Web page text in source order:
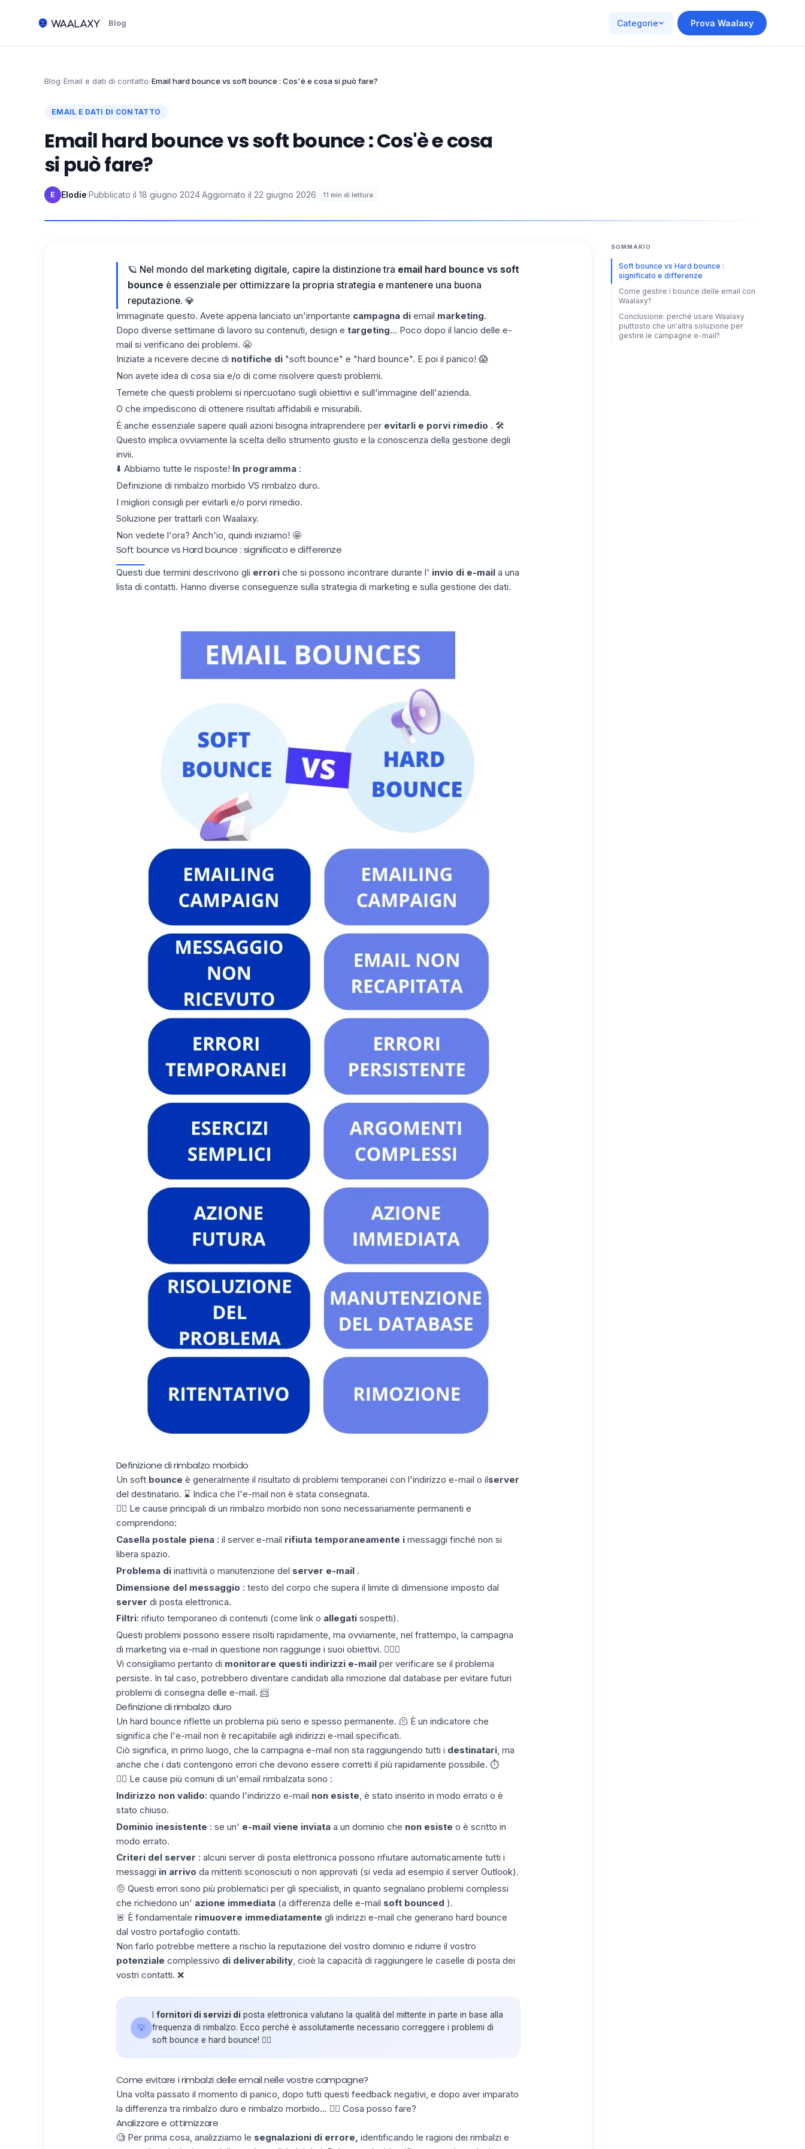
Blog Categorie Prova Waalaxy
Blog›Email e dati di contatto›Email hard bounce vs soft bounce : Cos'è e cosa si può fare?
EMAIL E DATI DI CONTATTO
Email hard bounce vs soft bounce : Cos'è e cosa
si può fare?
E Elodie·Pubblicato il 18 giugno 2024·Aggiornato il 22 giugno 2026· 11 min di lettura
🪐 Nel mondo del marketing digitale, capire la distinzione tra email hard bounce vs soft
bounce è essenziale per ottimizzare la propria strategia e mantenere una buona
reputazione. 💎
Immaginate questo. Avete appena lanciato un'importante campagna diemail marketing.
Dopo diverse settimane di lavoro su contenuti, design e targeting... Poco dopo il lancio delle e-
mail si verificano dei problemi. 😬
Iniziate a ricevere decine di notifiche di "soft bounce" e "hard bounce". E poi il panico! 😱
Non avete idea di cosa sia e/o di come risolvere questi problemi.
Temete che questi problemi si ripercuotano sugli obiettivi e sull'immagine dell'azienda.
O che impediscono di ottenere risultati affidabili e misurabili.
È anche essenziale sapere quali azioni bisogna intraprendere per evitarli e porvi rimedio . 🛠️
Questo implica ovviamente la scelta dello strumento giusto e la conoscenza della gestione degli
invii.
⬇️ Abbiamo tutte le risposte! In programma:
Definizione di rimbalzo morbido VS rimbalzo duro.
I migliori consigli per evitarli e/o porvi rimedio.
Soluzione per trattarli con Waalaxy.
Non vedete l'ora? Anch'io, quindi iniziamo! 🤩
Soft bounce vs Hard bounce : significato e differenze
Questi due termini descrivono gli erroriche si possono incontrare durante l' invio di e-maila una
lista di contatti. Hanno diverse conseguenze sulla strategia di marketing e sulla gestione dei dati.
Definizione di rimbalzo morbido
Un soft bounce è generalmente il risultato di problemi temporanei con l'indirizzo e-mail o ilserver
del destinatario. ⌛️ Indica che l'e-mail non è stata consegnata.
👉🏼 Le cause principali di un rimbalzo morbido non sono necessariamente permanenti e
comprendono:
Casella postale piena: il server e-mail rifiuta temporaneamente imessaggi finché non si
libera spazio.
Problema diinattività o manutenzione del server e-mail.
Dimensione del messaggio : testo del corpo che supera il limite di dimensione imposto dal
server di posta elettronica.
Filtri: rifiuto temporaneo di contenuti (come link o allegatisospetti).
Questi problemi possono essere risolti rapidamente, ma ovviamente, nel frattempo, la campagna
di marketing via e-mail in questione non raggiunge i suoi obiettivi. 🤷🏻‍♀️
Vi consigliamo pertanto di monitorare questi indirizzi e-mailper verificare se il problema
persiste. In tal caso, potrebbero diventare candidati alla rimozione dal database per evitare futuri
problemi di consegna delle e-mail. 📨
Definizione di rimbalzo duro
Un hard bounce riflette un problema più serio e spesso permanente. 🫠 È un indicatore che
significa che l'e-mail non è recapitabile agli indirizzi e-mail specificati.
Ciò significa, in primo luogo, che la campagna e-mail non sta raggiungendo tutti i destinatari, ma
anche che i dati contengono errori che devono essere corretti il più rapidamente possibile. ⏱️
👉🏼 Le cause più comuni di un'email rimbalzata sono :
Indirizzo non valido: quando l'indirizzo e-mail non esiste, è stato inserito in modo errato o è
stato chiuso.
Dominio inesistente : se un' e-mail viene inviataa un dominio che non esiste o è scritto in
modo errato.
Criteri del server : alcuni server di posta elettronica possono rifiutare automaticamente tutti i
messaggi in arrivo da mittenti sconosciuti o non approvati (si veda ad esempio il server Outlook).
🤨 Questi errori sono più problematici per gli specialisti, in quanto segnalano problemi complessi
che richiedono un' azione immediata(a differenza delle e-mail soft bounced ).
🚨 È fondamentale rimuovere immediatamente gli indirizzi e-mail che generano hard bounce
dal vostro portafoglio contatti.
Non farlo potrebbe mettere a rischio la reputazione del vostro dominio e ridurre il vostro
potenziale complessivo di deliverability, cioè la capacità di raggiungere le caselle di posta dei
vostri contatti. ❌
💡
fornitori di servizi di posta elettronica valutano la qualità del mittente in parte in base alla
frequenza di rimbalzo. Ecco perché è assolutamente necessario correggere i problemi di
soft bounce e hard bounce! 👇🏼
Come evitare i rimbalzi delle email nelle vostre campagne?
Una volta passato il momento di panico, dopo tutti questi feedback negativi, e dopo aver imparato
la differenza tra rimbalzo duro e rimbalzo morbido... 😮‍💨 Cosa posso fare?
Analizzare e ottimizzare
🧐 Per prima cosa, analizziamo le segnalazioni di errore, identificando le ragioni dei rimbalzi e
SOMMARIO
Soft bounce vs Hard bounce :
significato e differenze
Come gestire i bounce delle email con
Waalaxy?
Conclusione: perché usare Waalaxy
piuttosto che un'altra soluzione per
gestire le campagne e-mail?